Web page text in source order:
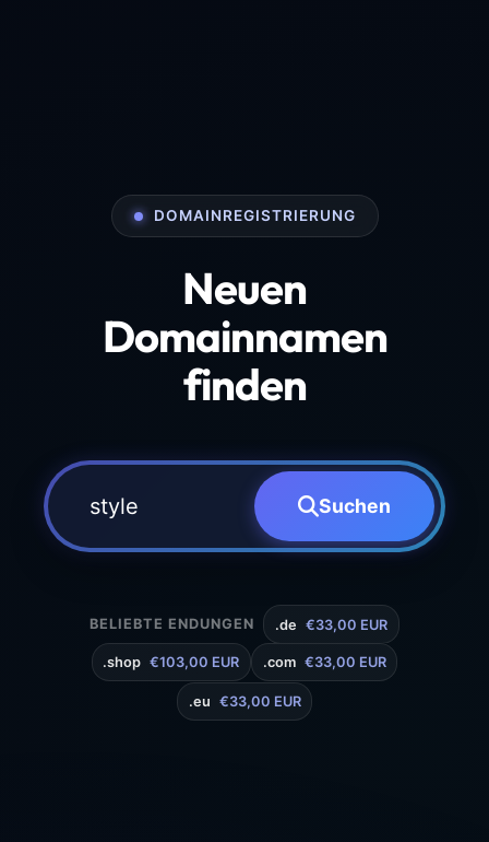
DOMAINREGISTRIERUNG
Neuen
Domainnamen
finden
Suchen
BELIEBTE ENDUNGEN .de €33,00 EUR
.shop €103,00 EUR .com €33,00 EUR
.eu €33,00 EUR